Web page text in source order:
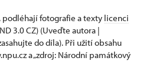
fotografie a texty licenci
3.0 CZ) (Uveďte autora |
do díla). Při užití obsahu
a „zdroj: Národní památkový